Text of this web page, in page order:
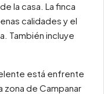
la casa. La finca
calidades y el
También incluye
está enfrente
zona de Campanar